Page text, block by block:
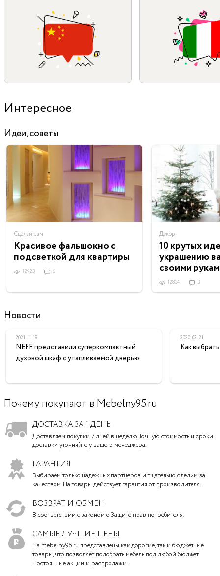
Интересное
Идеи, советы
Сделай сам
Красивое фальшокно с
подсветкой для квартиры
12923 6
Декор
10 крутых
украшению
своими
12834 3
Новости
2021-11-19
NEFF представили суперкомпактный
духовой шкаф с утапливаемой дверью
2020-02-21
Как
Почему покупают в Mebelny95.ru
ДОСТАВКА ЗА 1 ДЕНЬ
Доставляем покупки 7 дней в неделю. Точную стоимость и сроки
доставки уточняйте у вашего менеджера.
ГАРАНТИЯ
Выбираем только надежных партнеров и тщательно следим за
качеством. На товары действует гарантия от производителя.
ВОЗВРАТ И ОБМЕН
В соответствии с законом о Защите прав потребителя.
САМЫЕ ЛУЧШИЕ ЦЕНЫ
На mebelny95.ru представлены как дорогие, так и бюджетные
товары, что позволяет подобрать мебель под любой бюджет.
Постоянные акции и распродажи.